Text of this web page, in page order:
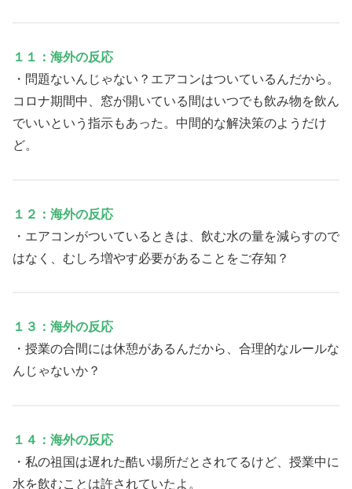
１１：海外の反応
・問題ないんじゃない？エアコンはついているんだから。
コロナ期間中、窓が開いている間はいつでも飲み物を飲ん
でいいという指示もあった。中間的な解決策のようだけ
ど。
１２：海外の反応
・エアコンがついているときは、飲む水の量を減らすので
はなく、むしろ増やす必要があることをご存知？
１３：海外の反応
・授業の合間には休憩があるんだから、合理的なルールな
んじゃないか？
１４：海外の反応
・私の祖国は遅れた酷い場所だとされてるけど、授業中に
水を飲むことは許されていたよ。